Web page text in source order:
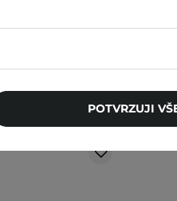
Ostatní
POTVRZUJI